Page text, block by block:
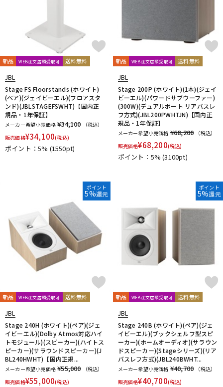
新品 WEB注文店頭受取可 送料無料
JBL
Stage FS Floorstands (ホワイト)
(ペア)(ジェイビーエル)(フロアスタ
ンド)(JBLSTAGEFSWHT)【国内正
規品・1年保証】
メーカー希望小売価格 ¥34,100
（税込）
販売価格¥34,100(税込)
ポイント：5% (1550pt)
新品 WEB注文店頭受取可 送料無料
JBL
Stage 200P (ホワイト)(1本)(ジェイ
ビーエル)(パワードサブウーファー)
(300W)(デュアルポート リアバスレ
フ方式)(JBL200PWHTJN)【国内正
規品・1年保証】
メーカー希望小売価格 ¥68,200
（税込）
販売価格¥68,200(税込)
ポイント：5%(3100pt)
ポイント
5%還元
新品 WEB注文店頭受取可 送料無料
JBL
Stage 240H (ホワイト)(ペア)(ジェ
イビーエル)(Dolby Atmos対応ハイ
トモジュール)(スピーカー)(ハイトス
ピーカー)(サラウンドスピーカー)(J
BL240HWHT)【国内正規...
メーカー希望小売価格 ¥55,000
（税込）
販売価格¥55,000(税込)
ポイント
5%還元
新品 WEB注文店頭受取可 送料無料
JBL
Stage 240B (ホワイト)(ペア)(ジェ
イビーエル)(ブックシェルフ型スピ
ーカー)(ホームオーディオ)(サラウン
ドスピーカー)(Stageシリーズ)(リア
バスレフ方式)(JBL240BWHT...
メーカー希望小売価格 ¥40,700
（税込）
販売価格¥40,700(税込)